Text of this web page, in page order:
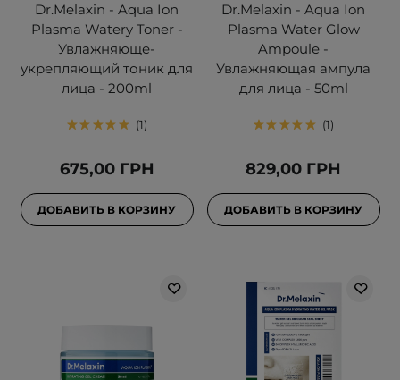
Dr.Melaxin - Aqua Ion
Plasma Watery Toner -
Увлажняюще-
укрепляющий тоник для
лица - 200ml
1
675,00 ГРН
ДОБАВИТЬ В КОРЗИНУ
Dr.Melaxin - Aqua Ion
Plasma Water Glow
Ampoule -
Увлажняющая ампула
для лица - 50ml
1
829,00 ГРН
ДОБАВИТЬ В КОРЗИНУ